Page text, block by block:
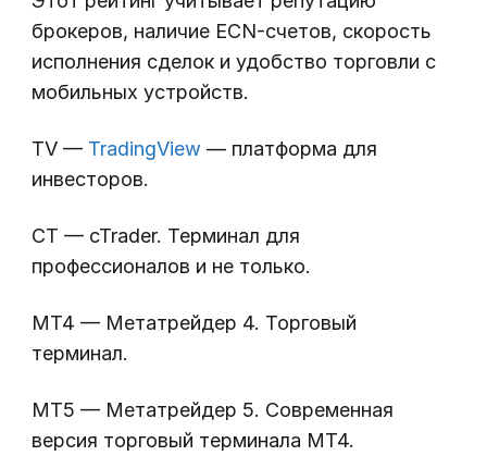
брокеров, наличие ECN-счетов, скорость
исполнения сделок и удобство торговли с
мобильных устройств.
TV — TradingView — платформа для
инвесторов.
CT — cTrader. Терминал для
профессионалов и не только.
MT4 — Метатрейдер 4. Торговый
терминал.
MT5 — Метатрейдер 5. Современная
версия торговый терминала МТ4.